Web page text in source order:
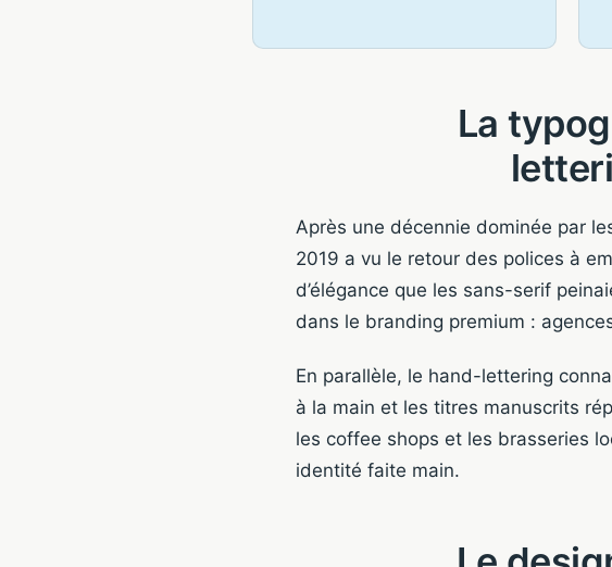
La
Après une décennie dominée par
2019 a vu le retour des polices à
d’élégance que les sans-serif
dans le branding premium :
En parallèle, le hand-lettering
à la main et les titres manuscrits
les coffee shops et les brasseries
identité faite main.